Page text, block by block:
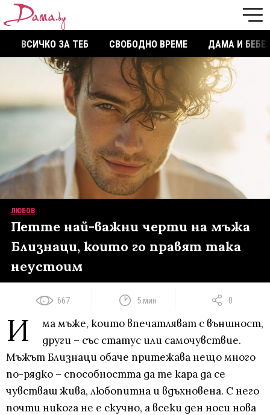
ВСИЧКО ЗА ТЕБ СВОБОДНО ВРЕМЕ ДАМА И БЕБЕ
ЛЮБОВ
Петте най-важни черти на мъжа
Близнаци, които го правят така
неустоим
667 5 мин 0
И
ма мъже, които впечатляват с външност,
други – със статус или самочувствие.
Мъжът Близнаци обаче притежава нещо много
по-рядко – способността да те кара да се
чувстваш жива, любопитна и вдъхновена. С него
почти никога не е скучно, а всеки ден носи нова